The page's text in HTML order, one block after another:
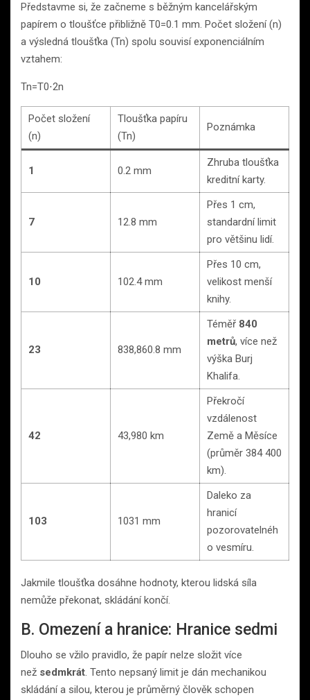
Představme si, že začneme s běžným kancelářským
papírem o tloušťce přibližně T0​=0.1 mm. Počet složení (n)
a výsledná tloušťka (Tn​) spolu souvisí exponenciálním
vztahem:
Tn​=T0​⋅2n
Počet složení
(n)
Tloušťka papíru
(Tn​)
Poznámka
1 0.2 mm
Zhruba tloušťka
kreditní karty.
7 12.8 mm
Přes 1 cm,
standardní limit
pro většinu lidí.
10 102.4 mm
Přes 10 cm,
velikost menší
knihy.
23 838,860.8 mm
Téměř 840
metrů, více než
výška Burj
Khalifa.
42 43,980 km
Překročí
vzdálenost
Země a Měsíce
(průměr 384 400
km).
103 1031 mm
Daleko za
hranicí
pozorovatelnéh
o vesmíru.
Jakmile tloušťka dosáhne hodnoty, kterou lidská síla
nemůže překonat, skládání končí.
B. Omezení a hranice: Hranice sedmi
Dlouho se vžilo pravidlo, že papír nelze složit více
než sedmkrát. Tento nepsaný limit je dán mechanikou
skládání a silou, kterou je průměrný člověk schopen